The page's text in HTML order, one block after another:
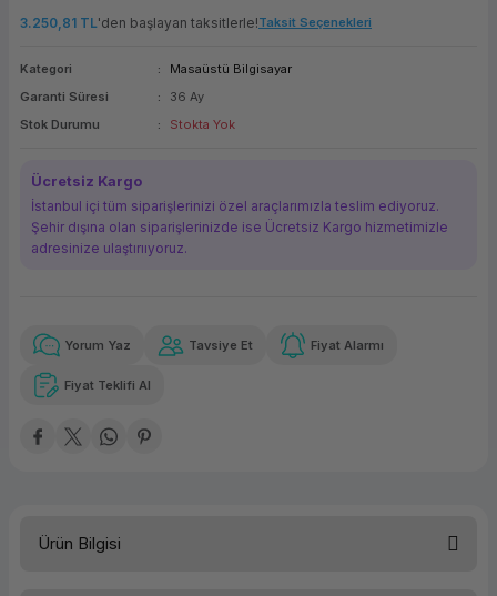
Panel PC
Bileşenleri
Makinesi
3.250,81 TL'den başlayan taksitlerle!Taksit Seçenekleri
Kategori
Masaüstü Bilgisayar
Garanti Süresi
36 Ay
Stok Durumu
Stokta Yok
Ücretsiz Kargo
İstanbul içi tüm siparişlerinizi özel araçlarımızla teslim ediyoruz.
Şehir dışına olan siparişlerinizde ise Ücretsiz Kargo hizmetimizle
adresinize ulaştırııyoruz.
Güvenilir Alışveriş
Kolay iade imkanı
3.250,81 TL
Yorum Yaz Tavsiye Et Fiyat Alarmı
Fiyat Teklifi Al
Ürün Bilgisi